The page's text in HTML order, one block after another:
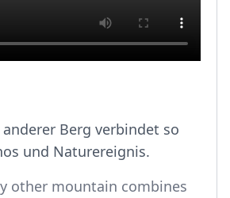
Berg verbindet so
und Naturereignis.
other mountain combines